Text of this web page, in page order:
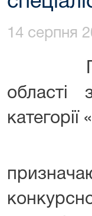
14 серпня
області
категорії
У